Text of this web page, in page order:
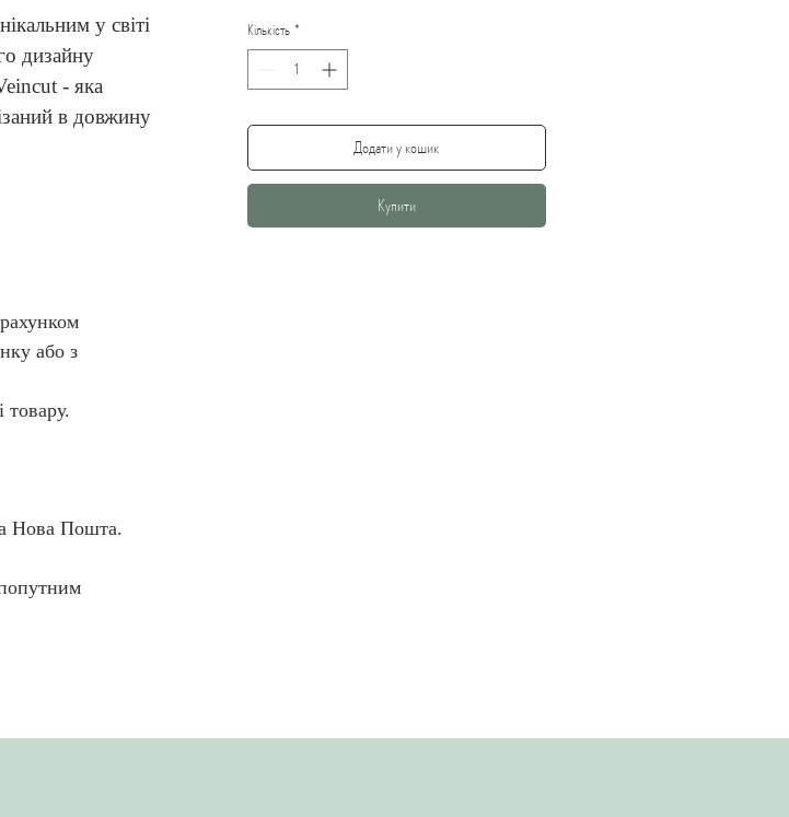
у світі
дизайну
- яка
в довжину
або з
товару.
Нова Пошта.
Кількість *
Додати у кошик
Купити